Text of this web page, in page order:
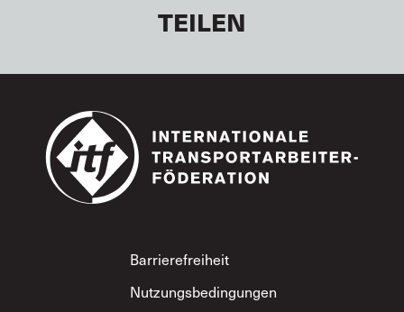
TEILEN
Footer
Barrierefreiheit
Nutzungsbedingungen